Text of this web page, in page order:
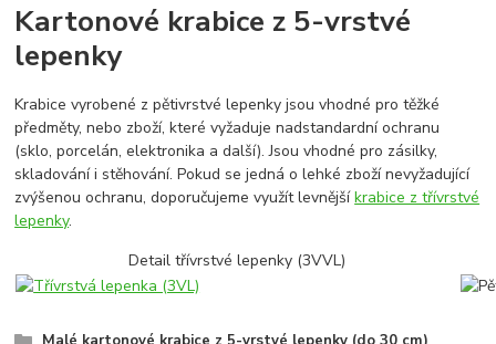
Kartonové krabice z 5-vrstvé
lepenky
Krabice vyrobené z pětivrstvé lepenky jsou vhodné pro těžké
předměty, nebo zboží, které vyžaduje nadstandardní ochranu
(sklo, porcelán, elektronika a další). Jsou vhodné pro zásilky,
skladování i stěhování. Pokud se jedná o lehké zboží nevyžadující
zvýšenou ochranu, doporučujeme využít levnějšíkrabice z třívrstvé
lepenky.
Detail třívrstvé lepenky (3VVL)